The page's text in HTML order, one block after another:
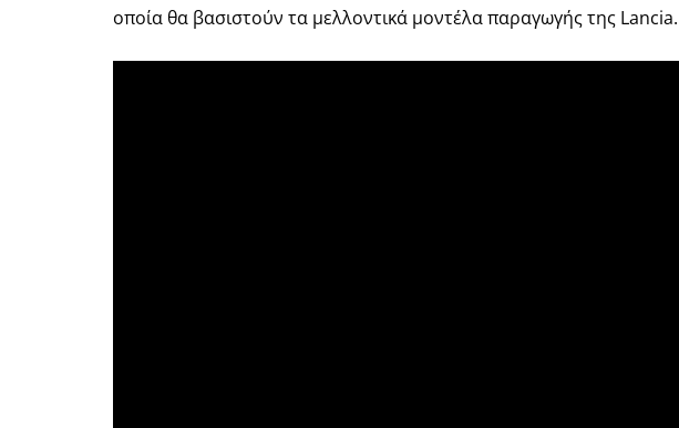
οποία θα βασιστούν τα μελλοντικά μοντέλα παραγωγής της Lancia.